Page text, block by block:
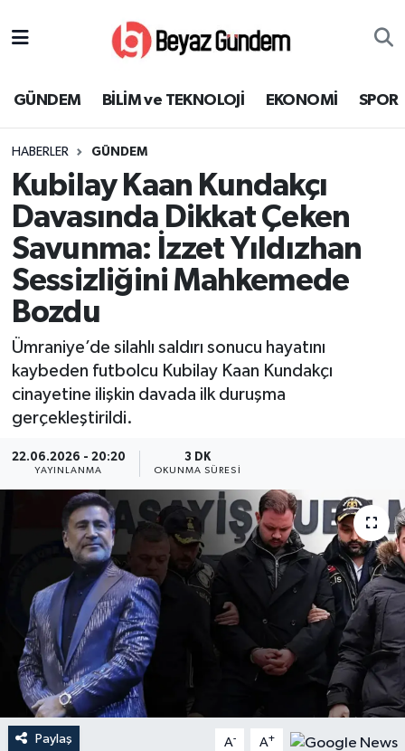
GÜNDEM BİLİM ve TEKNOLOJİ EKONOMİ SPOR
HABERLER GÜNDEM
Kubilay Kaan Kundakçı
Davasında Dikkat Çeken
Savunma: İzzet Yıldızhan
Sessizliğini Mahkemede
Bozdu
Ümraniye’de silahlı saldırı sonucu hayatını
kaybeden futbolcu Kubilay Kaan Kundakçı
cinayetine ilişkin davada ilk duruşma
gerçekleştirildi.
22.06.2026 - 20:20
YAYINLANMA
3 DK
OKUNMA SÜRESI
Paylaş A- A+
EKONOMİ
SAĞLIK
EĞİTİM
KÜLTÜR SANAT
MAGAZİN
Süper Lig Puan Durumu ve Fikstür
Tüm Manşetler
Son Dakika Haberleri
Haber Arşivi